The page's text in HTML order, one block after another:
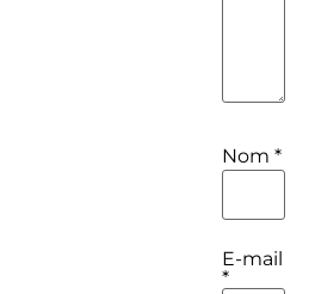
Nom*
E-mail
*